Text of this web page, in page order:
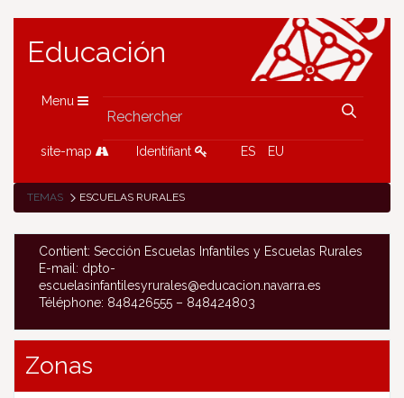
Educación
Menu
site-map Identifiant ES EU
TEMAS ESCUELAS RURALES
Contient: Sección Escuelas Infantiles y Escuelas Rurales
E-mail: dpto-
escuelasinfantilesyrurales@educacion.navarra.es
Téléphone: 848426555 – 848424803
Zonas